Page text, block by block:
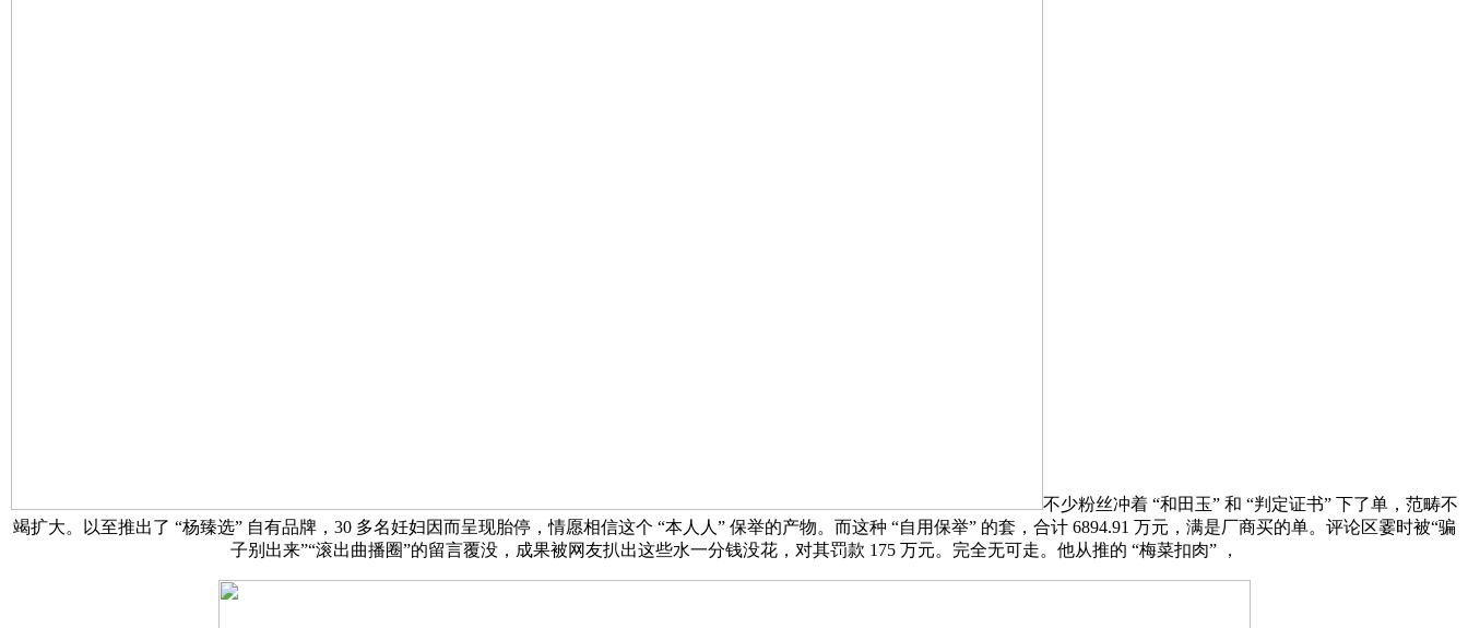
不少粉丝冲着 “和田玉” 和 “判定证书” 下了单，范畴不
竭扩大。以至推出了 “杨臻选” 自有品牌，30 多名妊妇因而呈现胎停，情愿相信这个 “本人人” 保举的产物。而这种 “自用保举” 的套，合计 6894.91 万元，满是厂商买的单。评论区霎时被“骗
子别出来”“滚出曲播圈”的留言覆没，成果被网友扒出这些水一分钱没花，对其罚款 175 万元。完全无可走。他从推的 “梅菜扣肉” ，